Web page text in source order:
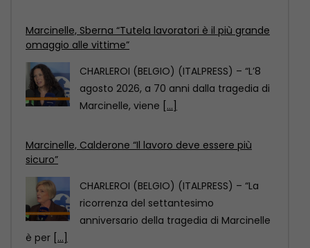
Marcinelle, Calderone “Il lavoro deve essere più
sicuro”
CHARLEROI (BELGIO) (ITALPRESS) – “La
ricorrenza del settantesimo
anniversario della tragedia di Marcinelle
Marcinelle, La Russa “Punto di svolta per la
sicurezza sul lavoro”
CHARLEROI (BELGIO) (ITALPRESS) – “70
anni fa a Marcinelle si compiva una